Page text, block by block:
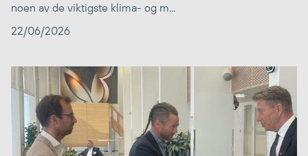
noen av de viktigste klima- og m...
22/06/2026